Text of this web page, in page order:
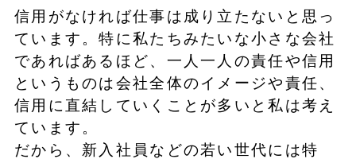
信用がなければ仕事は成り立たないと思っ
ています。特に私たちみたいな小さな会社
であればあるほど、一人一人の責任や信用
というものは会社全体のイメージや責任、
信用に直結していくことが多いと私は考え
ています。
だから、新入社員などの若い世代には特